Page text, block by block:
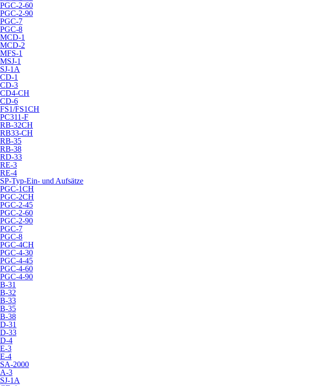
PGC-2-60
PGC-2-90
PGC-7
PGC-8
MCD-1
MCD-2
MFS-1
MSJ-1
SJ-1A
CD-1
CD-3
CD4-CH
CD-6
FS1/FS1CH
PC311-F
RB-32CH
RB33-CH
RB-35
RB-38
RD-33
RE-3
RE-4
SP-Typ-Ein- und Aufsätze
PGC-1CH
PGC-2CH
PGC-2-45
PGC-2-60
PGC-2-90
PGC-7
PGC-8
PGC-4CH
PGC-4-30
PGC-4-45
PGC-4-60
PGC-4-90
B-31
B-32
B-33
B-35
B-38
D-31
D-33
D-4
E-3
E-4
SA-2000
A-3
SJ-1A